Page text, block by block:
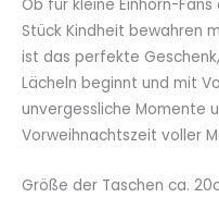
Ob für kleine Einhorn-
Stück Kindheit bewahren
ist das perfekte
Lächeln beginnt und mit
unvergessliche Momente
Vorweihnachtszeit voller
Größe der Taschen ca.